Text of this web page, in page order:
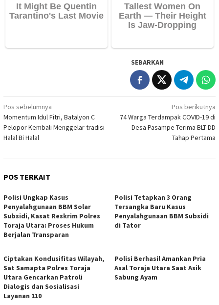
SEBARKAN
Navigasi
pos
Pos sebelumnya
Momentum Idul Fitri, Batalyon C
Pelopor Kembali Menggelar tradisi
Halal Bi Halal
Pos berikutnya
74 Warga Terdampak COVID-19 di
Desa Pasampe Terima BLT DD
Tahap Pertama
POS TERKAIT
Polisi Ungkap Kasus
Penyalahgunaan BBM Solar
Subsidi, Kasat Reskrim Polres
Toraja Utara: Proses Hukum
Berjalan Transparan
Polisi Tetapkan 3 Orang
Tersangka Baru Kasus
Penyalahgunaan BBM Subsidi
di Tator
Ciptakan Kondusifitas Wilayah,
Sat Samapta Polres Toraja
Utara Gencarkan Patroli
Dialogis dan Sosialisasi
Layanan 110
Polisi Berhasil Amankan Pria
Asal Toraja Utara Saat Asik
Sabung Ayam